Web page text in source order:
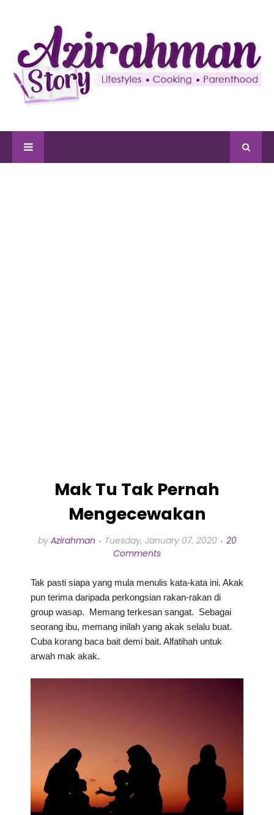
Mak Tu Tak Pernah
Mengecewakan
by Azirahman Tuesday, January 07, 2020
20
Comments
Tak pasti siapa yang mula menulis kata-kata ini. Akak
pun terima daripada perkongsian rakan-rakan di
group wasap. Memang terkesan sangat. Sebagai
seorang ibu, memang inilah yang akak selalu buat.
Cuba korang baca bait demi bait. Alfatihah untuk
arwah mak akak.